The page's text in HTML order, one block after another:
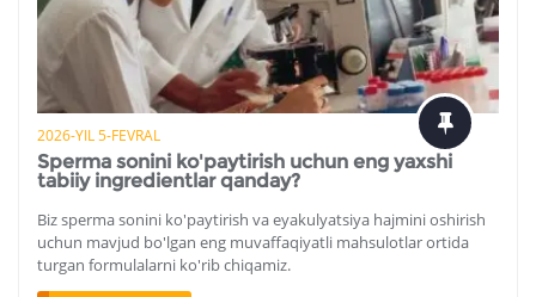
2026-YIL 5-FEVRAL
Sperma sonini ko'paytirish uchun eng yaxshi
tabiiy ingredientlar qanday?
Biz sperma sonini ko'paytirish va eyakulyatsiya hajmini oshirish
uchun mavjud bo'lgan eng muvaffaqiyatli mahsulotlar ortida
turgan formulalarni ko'rib chiqamiz.